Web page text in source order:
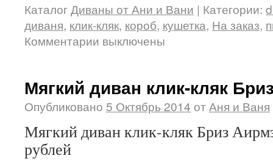
КаталогДиваны от Ани и Вани | Категории:
диваня, клик-кляк, короб, кушетка, На заказ,
Комментарии выключены
Мягкий диван клик-кляк
Опубликовано 5 Октябрь 2014 отАня и Ваня
Мягкий диван клик-кляк Бриз
рублей